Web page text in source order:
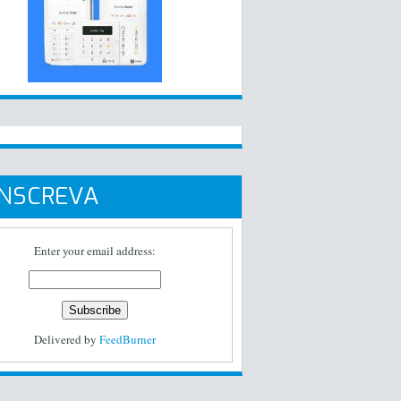
Enter your email address:
Delivered by FeedBurner